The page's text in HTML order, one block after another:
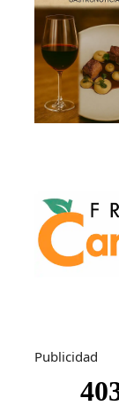
Publicidad